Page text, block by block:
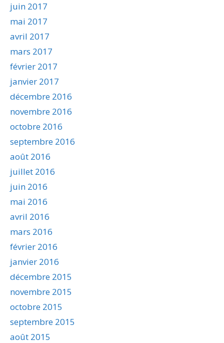
juin 2017
mai 2017
avril 2017
mars 2017
février 2017
janvier 2017
décembre 2016
novembre 2016
octobre 2016
septembre 2016
août 2016
juillet 2016
juin 2016
mai 2016
avril 2016
mars 2016
février 2016
janvier 2016
décembre 2015
novembre 2015
octobre 2015
septembre 2015
août 2015